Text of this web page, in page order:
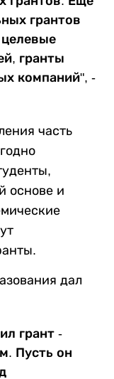
грантов
гранты
компаний", -
часть
основе и
дал
грант -
Пусть он